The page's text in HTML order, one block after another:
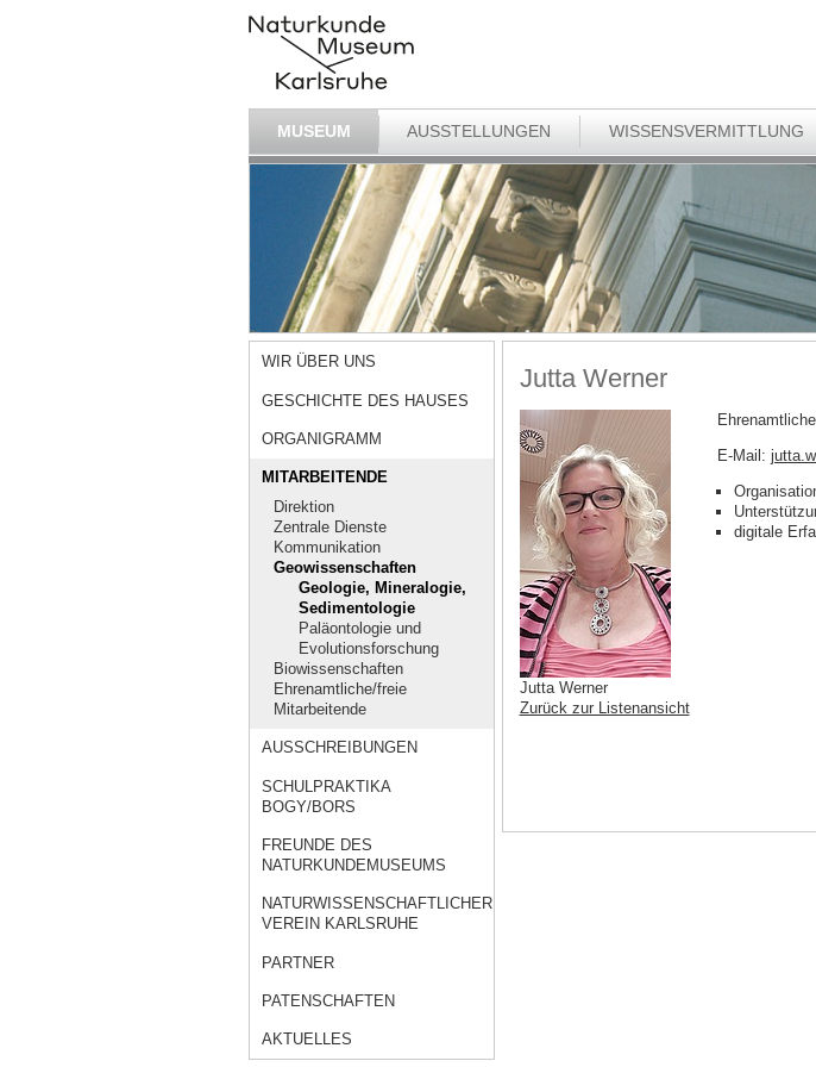
MUSEUM AUSSTELLUNGEN WISSENSVERMITTLUNG
WIR ÜBER UNS
GESCHICHTE DES HAUSES
ORGANIGRAMM
MITARBEITENDE
Direktion
Zentrale Dienste
Kommunikation
Geowissenschaften
Geologie, Mineralogie,
Sedimentologie
Paläontologie und
Evolutionsforschung
Biowissenschaften
Ehrenamtliche/freie
Mitarbeitende
AUSSCHREIBUNGEN
SCHULPRAKTIKA
BOGY/BORS
FREUNDE DES
NATURKUNDEMUSEUMS
NATURWISSENSCHAFTLICHER
VEREIN KARLSRUHE
PARTNER
PATENSCHAFTEN
AKTUELLES
Jutta Werner
Jutta Werner
E-Mail:
digitale
Zurück zur Listenansicht